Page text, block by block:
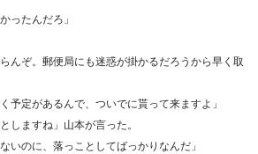
ったんだろ」
んぞ。郵便局にも迷惑が掛かるだろうから早く取
予定があるんで、ついでに貰って来ますよ」
しますね」山本が言った。
いのに、落っことしてばっかりなんだ」